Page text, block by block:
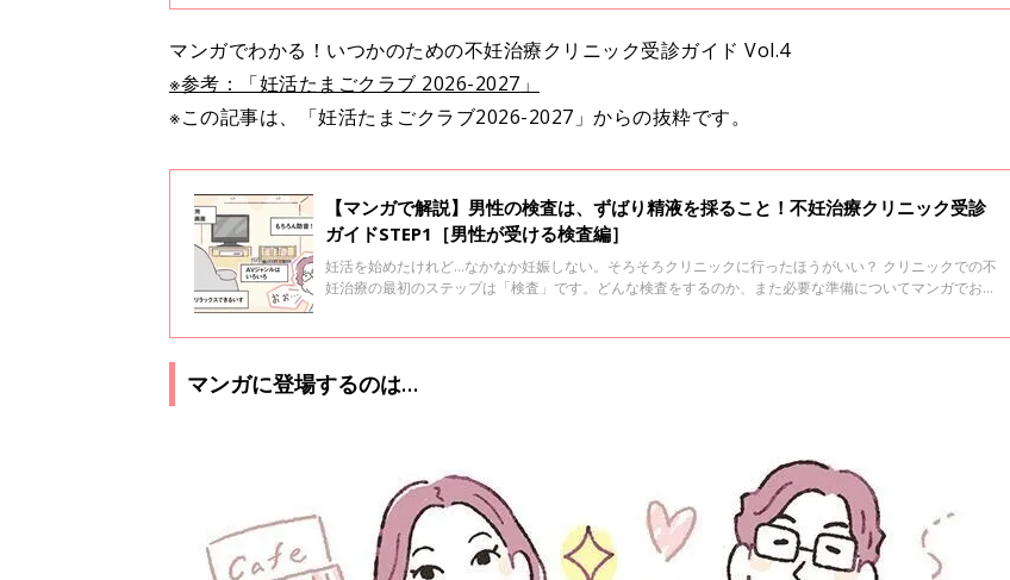
マンガでわかる！いつかのための不妊治療クリニック受診ガイド Vol.4
※参考：「妊活たまごクラブ 2026-2027」
※この記事は、「妊活たまごクラブ2026-2027」からの抜粋です。
【マンガで解説】男性の検査は、ずばり精液を採ること！不妊治療クリニック受診
ガイドSTEP1［男性が受ける検査編］
妊活を始めたけれど…なかなか妊娠しない。そろそろクリニックに行ったほうがいい？ クリニックでの不
妊治療の最初のステップは「検査」です。どんな検査をするのか、また必要な準備についてマンガでお伝
診や触診チェックがあることも。リラックスして受診しましょう。
マンガに登場するのは…